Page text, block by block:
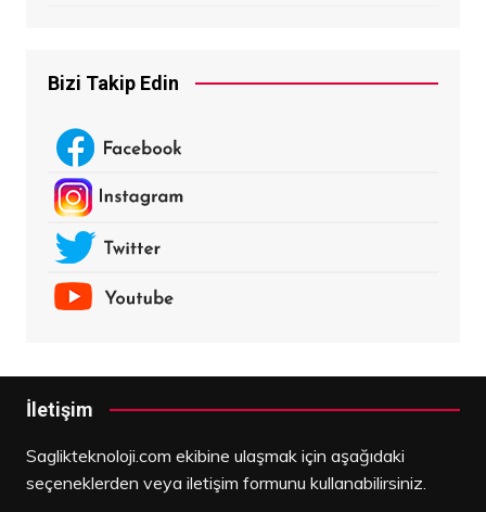
Bizi Takip Edin
İletişim
Saglikteknoloji.com ekibine ulaşmak için aşağıdaki
seçeneklerden veya iletişim formunu kullanabilirsiniz.